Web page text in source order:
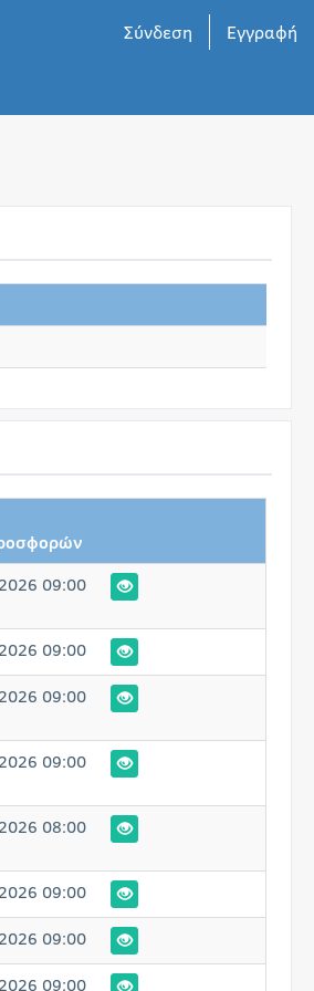
Εγγραφή
Σύνδεση
09:00
09:00
09:00
09:00
08:00
09:00
09:00
09:00